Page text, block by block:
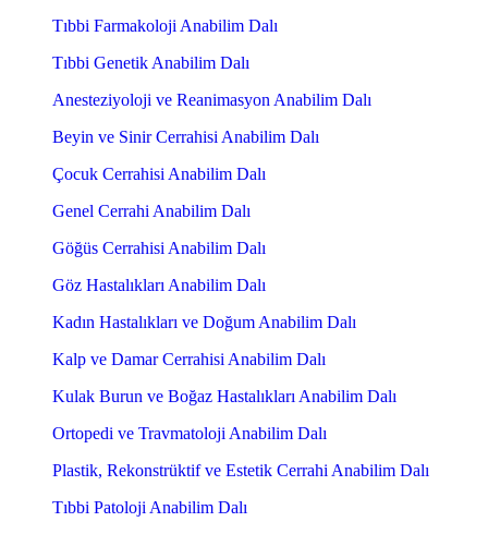
Tıbbi Farmakoloji Anabilim Dalı
Tıbbi Genetik Anabilim Dalı
Anesteziyoloji ve Reanimasyon Anabilim Dalı
Beyin ve Sinir Cerrahisi Anabilim Dalı
Çocuk Cerrahisi Anabilim Dalı
Genel Cerrahi Anabilim Dalı
Göğüs Cerrahisi Anabilim Dalı
Göz Hastalıkları Anabilim Dalı
Kadın Hastalıkları ve Doğum Anabilim Dalı
Kalp ve Damar Cerrahisi Anabilim Dalı
Kulak Burun ve Boğaz Hastalıkları Anabilim Dalı
Ortopedi ve Travmatoloji Anabilim Dalı
Plastik, Rekonstrüktif ve Estetik Cerrahi Anabilim Dalı
Tıbbi Patoloji Anabilim Dalı